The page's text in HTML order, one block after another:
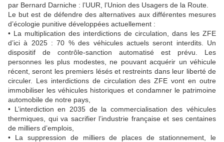
par Bernard Darniche : l’UUR, l’Union des Usagers de la Route.
Le but est de défendre des alternatives aux différentes mesures
d’écologie punitive développées actuellement :
• La multiplication des interdictions de circulation, dans les ZFE
d’ici à 2025 : 70 % des véhicules actuels seront interdits. Un
dispositif de contrôle-sanction automatisé est prévu. Les
personnes les plus modestes, ne pouvant acquérir un véhicule
récent, seront les premiers lésés et restreints dans leur liberté de
circuler. Les interdictions de circulation des ZFE vont en outre
immobiliser les véhicules historiques et condamner le patrimoine
automobile de notre pays,
• L’interdiction en 2035 de la commercialisation des véhicules
thermiques, qui va sacrifier l’industrie française et ses centaines
de milliers d’emplois,
• La suppression de milliers de places de stationnement, le